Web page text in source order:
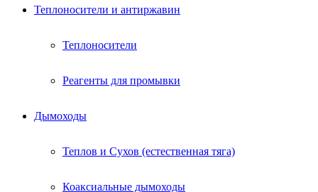
Теплоносители и антиржавин
Теплоносители
Реагенты для промывки
Дымоходы
Теплов и Сухов (естественная тяга)
Коаксиальные дымоходы